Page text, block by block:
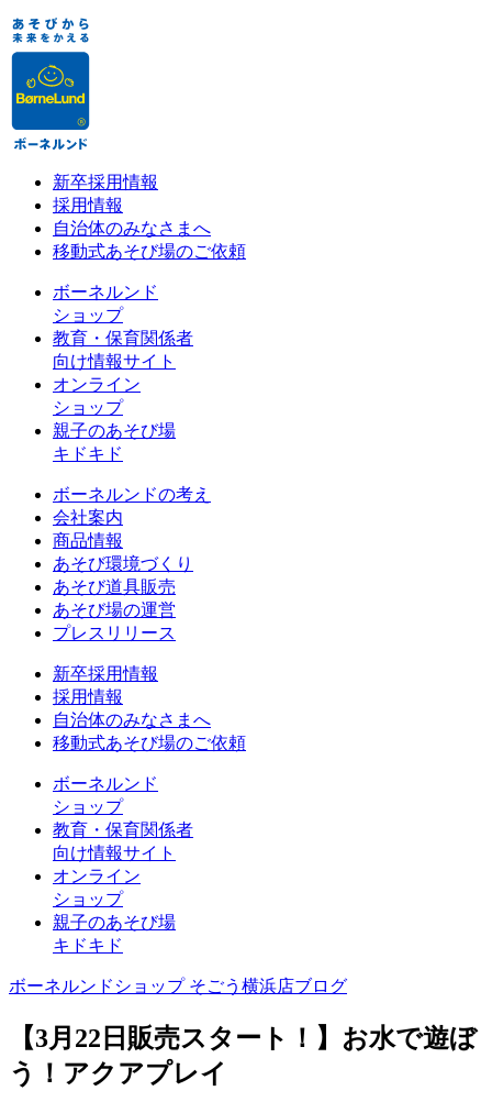
新卒採用情報
採用情報
自治体のみなさまへ
移動式あそび場のご依頼
ボーネルンド
ショップ
教育・保育関係者
向け情報サイト
オンライン
ショップ
親子のあそび場
キドキド
ボーネルンドの考え
会社案内
商品情報
あそび環境づくり
あそび道具販売
あそび場の運営
プレスリリース
新卒採用情報
採用情報
自治体のみなさまへ
移動式あそび場のご依頼
ボーネルンド
ショップ
教育・保育関係者
向け情報サイト
オンライン
ショップ
親子のあそび場
キドキド
ボーネルンドショップ そごう横浜店ブログ
【3月22日販売スタート！】お水で遊ぼ
う！アクアプレイ